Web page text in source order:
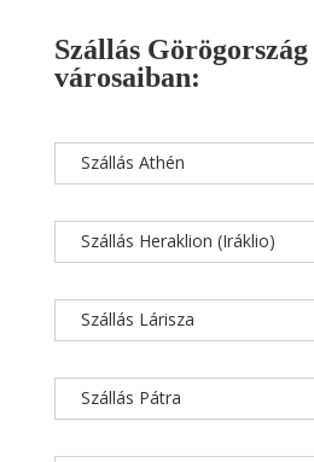
Szállás
városaiban:
Szállás Athén
Szállás Heraklion (Iráklio)
Szállás Lárisza
Szállás Pátra